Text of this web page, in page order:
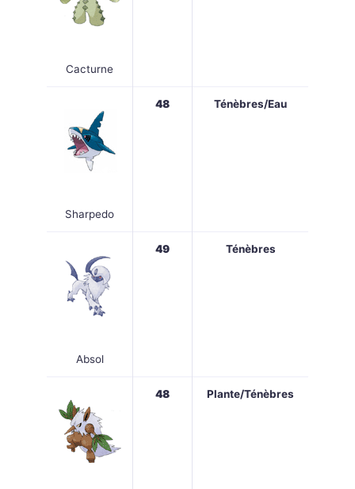
Cacturne
Sharpedo
48 Ténèbres/Eau
Absol
49 Ténèbres
48 Plante/Ténèbres